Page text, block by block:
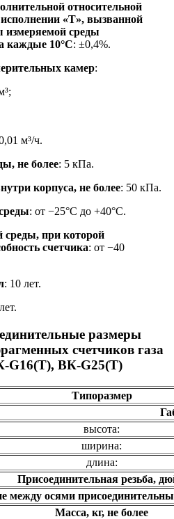
относительной
«Т», вызванной
измеряемой среды
каждые 10°С: ±0,4%.
камер:
м³/ч.
не более: 5 кПа.
корпуса, не более: 50 кПа.
: от −25°С до +40°С.
при которой
счетчика: от −40
: 10 лет.
размеры
счетчиков газа
G16(T), ВК-G25(T)
Типоразмер
высота:
ширина:
длина:
Присоединительная резьба,
между осями
Масса, кг, не более